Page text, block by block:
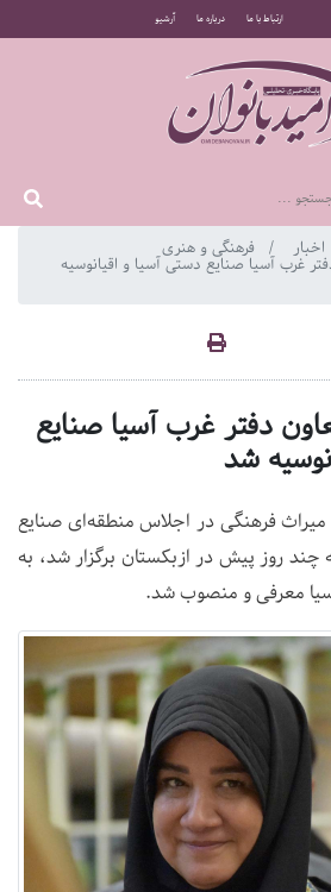
ارتباط با ما درباره ما آرشیو
اخبار فرهنگی و هنری
غرب آسیا صنایع دستی آسیا و اقیانوسیه
دفتر غرب آسیا صنایع
شد
فرهنگی در اجلاس منطقه‌ای صنایع
چند روز پیش در ازبکستان برگزار شد، به
معرفی و منصوب شد.